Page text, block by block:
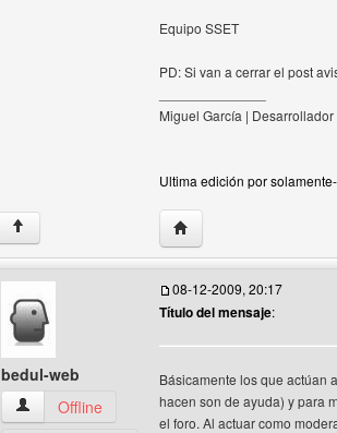
Equipo SSET
PD: Si van a cerrar el post
Miguel García |
Ultima edición por
↑ Visitar sitio web del
bedul-web
bedul-web Ver perfil del usuario
Offline
08-12-2009, 20:17
Título del mensaje:
Básicamente los que actúan
hacen son de ayuda) y para
el foro. Al actuar como